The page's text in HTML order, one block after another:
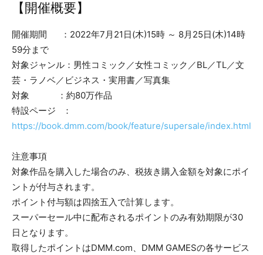
【開催概要】
開催期間 ：2022年7月21日(木)15時 ～ 8月25日(木)14時
59分まで
対象ジャンル：男性コミック／女性コミック／BL／TL／文
芸・ラノベ／ビジネス・実用書／写真集
対象 ：約80万作品
特設ページ ：
https://book.dmm.com/book/feature/supersale/index.html
注意事項
対象作品を購入した場合のみ、税抜き購入金額を対象にポイ
ントが付与されます。
ポイント付与額は四捨五入で計算します。
スーパーセール中に配布されるポイントのみ有効期限が30
日となります。
取得したポイントはDMM.com、DMM GAMESの各サービス